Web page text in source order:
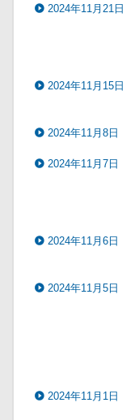
2024年11月21日
2024年11月15日
2024年11月8日
2024年11月7日
2024年11月6日
2024年11月5日
2024年11月1日